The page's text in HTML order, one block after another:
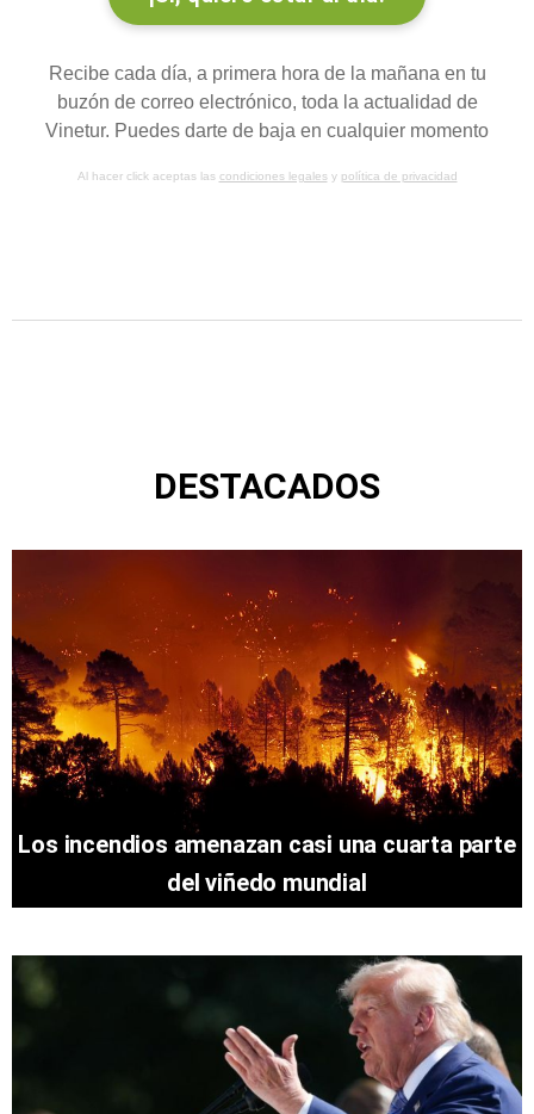
Recibe cada día, a primera hora de la mañana en tu
buzón de correo electrónico, toda la actualidad de
Vinetur. Puedes darte de baja en cualquier momento
Al hacer click aceptas las condiciones legalesy política de privacidad
DESTACADOS
Los incendios amenazan casi una cuarta parte
del viñedo mundial